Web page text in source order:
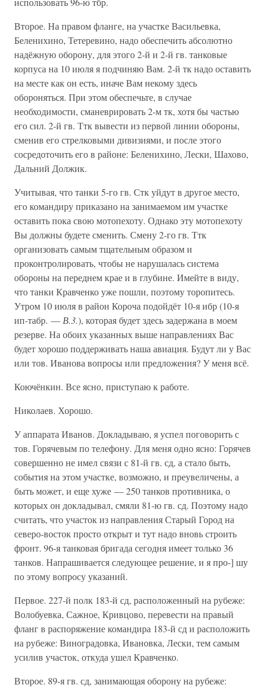
Второе. На правом фланге, на участке Васильевка,
Беленихино, Тетеревино, надо обеспечить абсолютно
надёжную оборону, для этого 2-й и 2-й гв. танковые
корпуса на 10 июля я подчиняю Вам. 2-й тк надо оставить
на месте как он есть, иначе Вам некому здесь
обороняться. При этом обеспечьте, в случае
необходимости, сманеврировать 2-м тк, хотя бы частью
его сил. 2-й гв. Ттк вывести из первой линии обороны,
сменив его стрелковыми дивизиями, и после этого
сосредоточить его в районе: Беленихино, Лески, Шахово,
Дальний Должик.
Учитывая, что танки 5-го гв. Стк уйдут в другое место,
его командиру приказано на занимаемом им участке
оставить пока свою мотопехоту. Однако эту мотопехоту
Вы должны будете сменить. Смену 2-го гв. Ттк
организовать самым тщательным образом и
проконтролировать, чтобы не нарушалась система
обороны на переднем крае и в глубине. Имейте в виду,
что танки Кравченко уже пошли, поэтому торопитесь.
Утром 10 июля в район Короча подойдёт 10-я ибр (10-я
ип-табр. — В.3.), которая будет здесь задержана в моем
резерве. На обоих указанных выше направлениях Вас
будет хорошо поддерживать наша авиация. Будут ли у Вас
или тов. Иванова вопросы или предложения? У меня всё.
Коючёнкин. Все ясно, приступаю к работе.
Николаев. Хорошо.
У аппарата Иванов. Докладываю, я успел поговорить с
тов. Горячевым по телефону. Для меня одно ясно: Горячев
совершенно не имел связи с 81-й гв. сд, а стало быть,
события на этом участке, возможно, и преувеличены, а
быть может, и еще хуже — 250 танков противника, о
которых он докладывал, смяли 81-ю гв. сд. Поэтому надо
считать, что участок из направления Старый Город на
северо-восток просто открыт и тут надо вновь строить
фронт. 96-я танковая бригада сегодня имеет только 36
танков. Напрашивается следующее решение, и я про-] шу
по этому вопросу указаний.
Первое. 227-й полк 183-й сд, расположенный на рубеже:
Волобуевка, Сажное, Кривцово, перевести на правый
фланг в распоряжение командира 183-й сд и расположить
на рубеже: Виноградовка, Ивановка, Лески, тем самым
усилив участок, откуда ушел Кравченко.
Второе. 89-я гв. сд, занимающая оборону на рубеже: